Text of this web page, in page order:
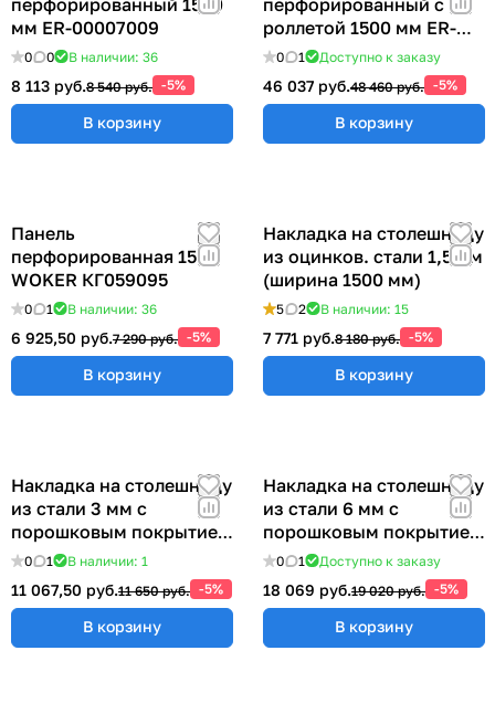
мм ER-00007009
0 0 В наличии: 36
8 113 руб.8 540 руб. -5%
В корзину
роллетой 1500 мм ER-
00022418
0 1 Доступно к заказу
46 037 руб.48 460 руб. -5%
В корзину
Панель
перфорированная 1500
WOKER КГ059095
0 1 В наличии: 36
6 925,50 руб.7 290 руб. -5%
В корзину
Накладка на столешницу
из оцинков. стали 1,5 мм
(ширина 1500 мм)
5 2 В наличии: 15
7 771 руб.8 180 руб. -5%
В корзину
Накладка на столешницу
из стали 3 мм с
порошковым покрытием
(ширина 1500 мм)
0 1 В наличии: 1
11 067,50 руб.11 650 руб. -5%
В корзину
Накладка на столешницу
из стали 6 мм с
порошковым покрытием
(ширина 1500 мм)
0 1 Доступно к заказу
18 069 руб.19 020 руб. -5%
В корзину